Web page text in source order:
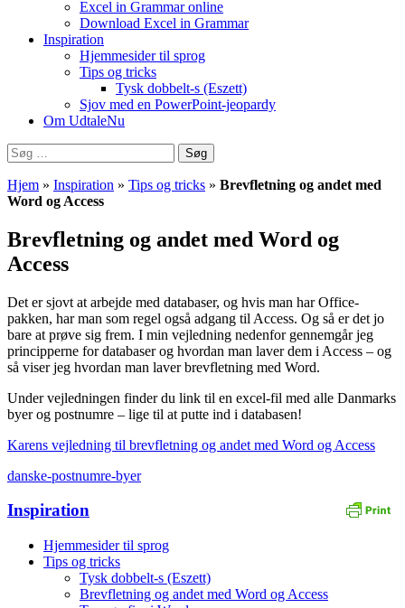
Excel in Grammar online
Download Excel in Grammar
Inspiration
Hjemmesider til sprog
Tips og tricks
Tysk dobbelt-s (Eszett)
Sjov med en PowerPoint-jeopardy
Om UdtaleNu
Søg
efter:
Hjem » Inspiration » Tips og tricks » Brevfletning og andet med
Word og Access
Brevfletning og andet med Word og
Access
Det er sjovt at arbejde med databaser, og hvis man har Office-
pakken, har man som regel også adgang til Access. Og så er det jo
bare at prøve sig frem. I min vejledning nedenfor gennemgår jeg
principperne for databaser og hvordan man laver dem i Access – og
så viser jeg hvordan man laver brevfletning med Word.
Under vejledningen finder du link til en excel-fil med alle Danmarks
byer og postnumre – lige til at putte ind i databasen!
Karens vejledning til brevfletning og andet med Word og Access
danske-postnumre-byer
Inspiration
Hjemmesider til sprog
Tips og tricks
Tysk dobbelt-s (Eszett)
Brevfletning og andet med Word og Access